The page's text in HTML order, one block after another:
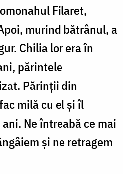
Filaret,
murind bătrânul, a
Chilia lor era în
părintele
Părinţii din
milă cu el şi îl
Ne întreabă ce mai
şi ne retragem